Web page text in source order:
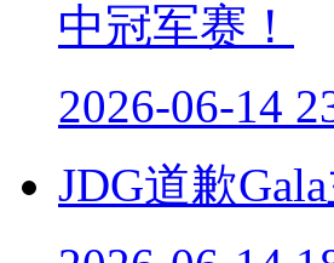
中冠军赛！
2026-06-14
JDG道歉